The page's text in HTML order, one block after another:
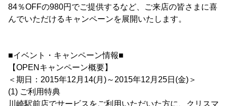
84％OFFの980円でご提供するなど、ご来店の皆さまに喜
んでいただけるキャンペーンを展開いたします。
■イベント・キャンペーン情報■
【OPENキャンペーン概要】
＜期日：2015年12月14(月)～2015年12月25日(金)＞
(1) ご利用特典
川崎駅前店でサービスをご利用いただいた方に、クリスマ